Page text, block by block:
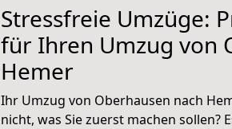
Stressfreie Umzüge:
für Ihren Umzug von
Hemer
Ihr Umzug von Oberhausen nach
nicht, was Sie zuerst machen sollen?